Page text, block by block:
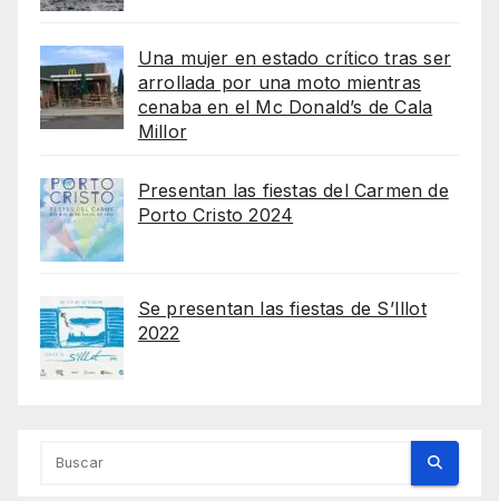
Una mujer en estado crítico tras ser
arrollada por una moto mientras
cenaba en el Mc Donald’s de Cala
Millor
Presentan las fiestas del Carmen de
Porto Cristo 2024
Se presentan las fiestas de S’Illot
2022